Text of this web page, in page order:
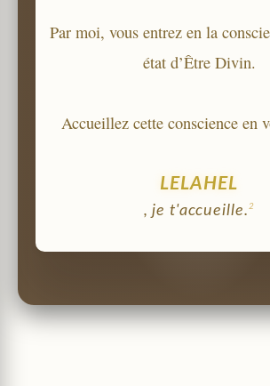
Par moi, vous entrez en la
état d’Être Divin.
Accueillez cette conscience en
LELAHEL
, je t'accueille. 2